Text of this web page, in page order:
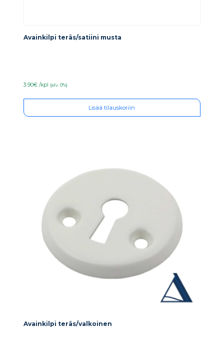
Avainkilpi teräs/satiini musta
3.90€ /kpl (alv. 0%)
Lisää tilauskoriin
Avainkilpi teräs/valkoinen